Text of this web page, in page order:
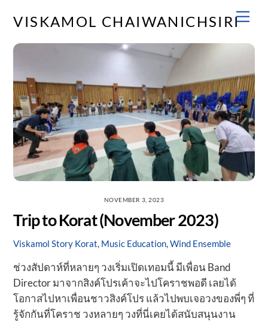
VISKAMOL CHAIWANICHSIRI
NOVEMBER 3, 2023
Trip to Korat (November 2023)
Viskamol Story Korat, Music Education,Wind Ensemble
ช่วงสัปดาห์ที่หลายๆ วงเริ่มเปิดเทอมนี้ มีเพื่อน Band
Director มาจากสิงค์โปรเค้าจะไปโคราชพอดี เลยได้
โอกาสไปหาเพื่อนชาวสิงค์โปร แล้วไปพบเจอวงของพี่ๆ ที่
รู้จักกันที่โคราช วงหลายๆ วงที่นี่เคยได้สนับสนุนงาน